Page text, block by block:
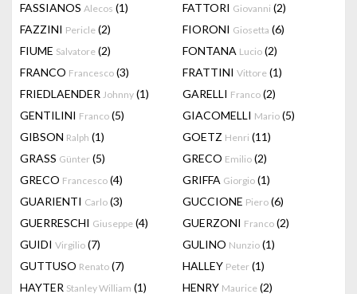
FASSIANOS Alecos (1) FATTORI Giovanni (2)
FAZZINI Pericle (2) FIORONI Giosetta (6)
FIUME Salvatore (2) FONTANA Lucio (2)
FRANCO Francesco (3) FRATTINI Vittore (1)
FRIEDLAENDER Johnny (1) GARELLI Franco (2)
GENTILINI Franco (5) GIACOMELLI Mario (5)
GIBSON Ralph (1) GOETZ Henri (11)
GRASS Günter (5) GRECO Emilio (2)
GRECO Francesco (4) GRIFFA Giorgio (1)
GUARIENTI Carlo (3) GUCCIONE Piero (6)
GUERRESCHI Giuseppe (4) GUERZONI Franco (2)
GUIDI Virgilio (7) GULINO Nunzio (1)
GUTTUSO Renato (7) HALLEY Peter (1)
HAYTER Stanley William (1) HENRY Maurice (2)